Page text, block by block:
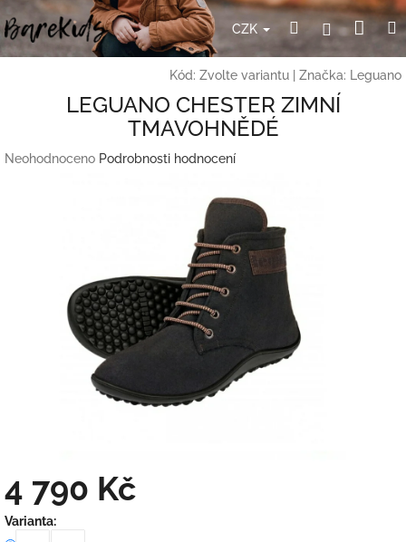
Přejít
na
obsah
CZK HledatPřihlášení
Kód: Zvolte variantu Značka: Leguano
LEGUANO CHESTER ZIMNÍ
TMAVOHNĚDÉ
Průměrné
Neohodnoceno Podrobnosti hodnocení
4 790 Kč
Měrná
cena:
Varianta: